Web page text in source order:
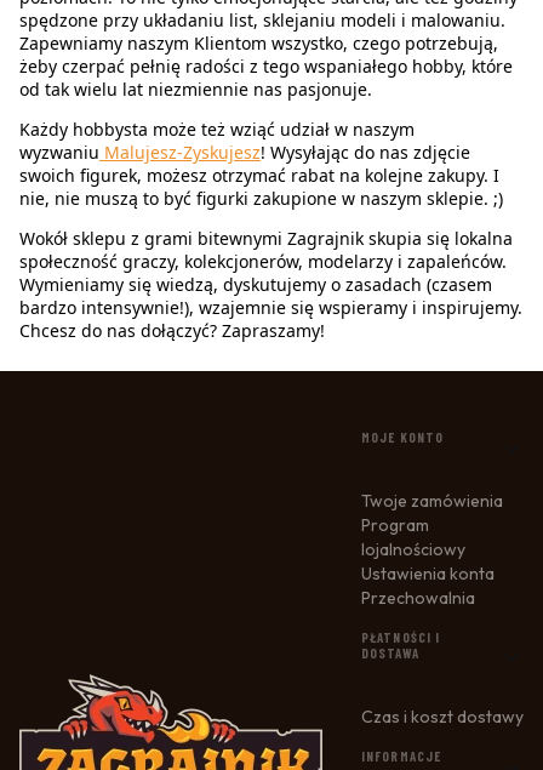
spędzone przy układaniu list, sklejaniu modeli i malowaniu.
Zapewniamy naszym Klientom wszystko, czego potrzebują,
żeby czerpać pełnię radości z tego wspaniałego hobby, które
od tak wielu lat niezmiennie nas pasjonuje.
Każdy hobbysta może też wziąć udział w naszym
wyzwaniu Malujesz-Zyskujesz! Wysyłając do nas zdjęcie
swoich figurek, możesz otrzymać rabat na kolejne zakupy. I
nie, nie muszą to być figurki zakupione w naszym sklepie. ;)
Wokół sklepu z grami bitewnymi Zagrajnik skupia się lokalna
społeczność graczy, kolekcjonerów, modelarzy i zapaleńców.
Wymieniamy się wiedzą, dyskutujemy o zasadach (czasem
bardzo intensywnie!), wzajemnie się wspieramy i inspirujemy.
Chcesz do nas dołączyć? Zapraszamy!
LINKI W STOPCE
MOJE KONTO
Twoje zamówienia
Program
lojalnościowy
Ustawienia konta
Przechowalnia
PŁATNOŚCI I
DOSTAWA
Czas i koszt dostawy
INFORMACJE